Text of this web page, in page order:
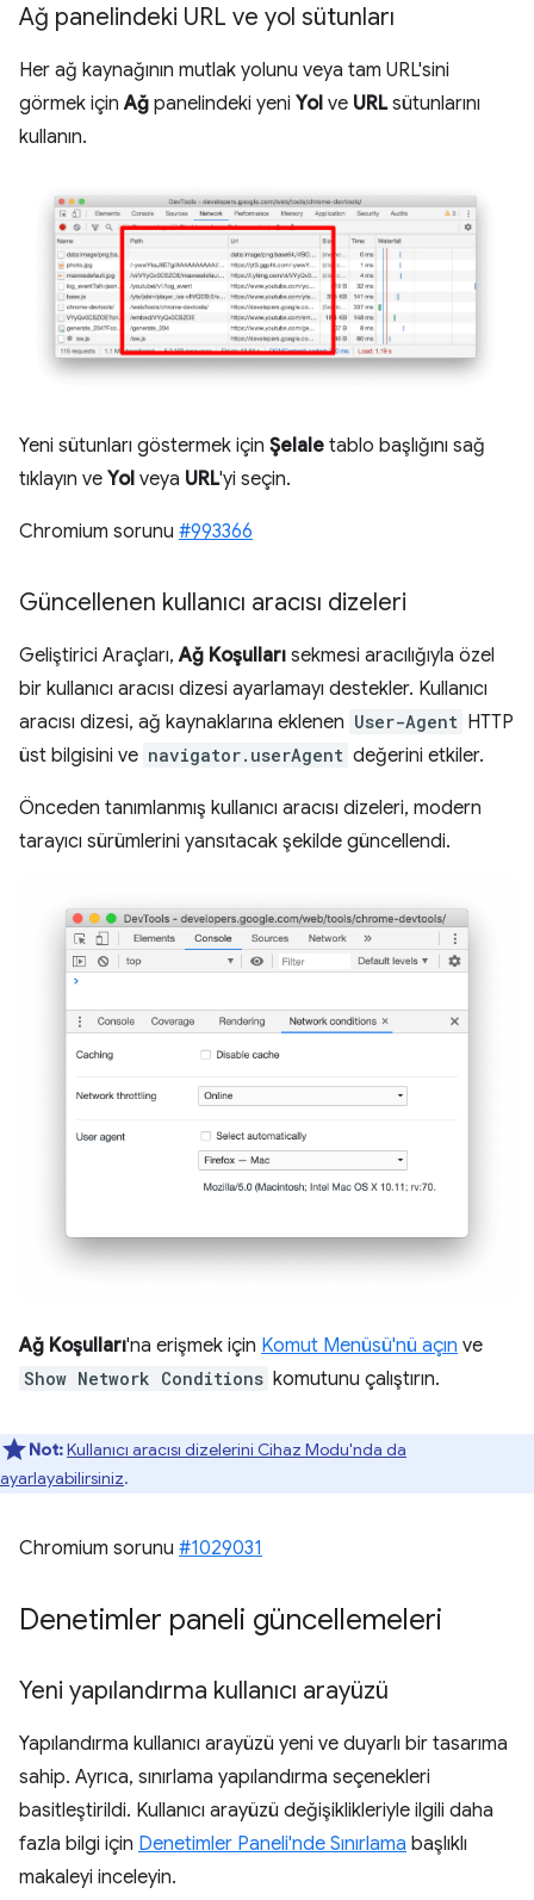
Ağ panelindeki URL ve yol sütunları
Her ağ kaynağının mutlak yolunu veya tam URL'sini
görmek içinAğ panelindeki yeni Yol ve URLsütunlarını
kullanın.
Yeni sütunları göstermek için Şelale tablo başlığını sağ
tıklayın ve Yol veya URL'yi seçin.
Chromium sorunu #993366
Güncellenen kullanıcı aracısı dizeleri
Geliştirici Araçları,Ağ Koşulları sekmesi aracılığıyla özel
bir kullanıcı aracısı dizesi ayarlamayı destekler. Kullanıcı
aracısı dizesi, ağ kaynaklarına eklenen User-Agent HTTP
üst bilgisini ve navigator.userAgent değerini etkiler.
Önceden tanımlanmış kullanıcı aracısı dizeleri, modern
tarayıcı sürümlerini yansıtacak şekilde güncellendi.
Ağ Koşulları'na erişmek için Komut Menüsü'nü açın ve
Show Network Conditions komutunu çalıştırın.
Not:Kullanıcı aracısı dizelerini Cihaz Modu'nda da
ayarlayabilirsiniz.
Chromium sorunu #1029031
Denetimler paneli güncellemeleri
Yeni yapılandırma kullanıcı arayüzü
Yapılandırma kullanıcı arayüzü yeni ve duyarlı bir tasarıma
sahip. Ayrıca, sınırlama yapılandırma seçenekleri
basitleştirildi. Kullanıcı arayüzü değişiklikleriyle ilgili daha
fazla bilgi için Denetimler Paneli'nde Sınırlama başlıklı
makaleyi inceleyin.